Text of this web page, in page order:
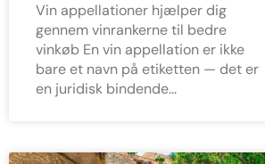
Vin appellationer hjælper dig
gennem vinrankerne til bedre
vinkøb En vin appellation er ikke
bare et navn på etiketten — det er
en juridisk bindende